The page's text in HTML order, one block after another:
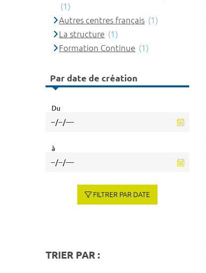
(1)
Autres centres français (1)
La structure (1)
Formation Continue (1)
Par date de création
Du
à
FILTRER PAR DATE
TRIER PAR :